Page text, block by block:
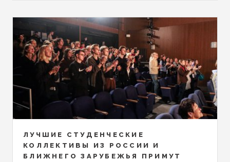
ЛУЧШИЕ СТУДЕНЧЕСКИЕ
КОЛЛЕКТИВЫ ИЗ РОССИИ И
БЛИЖНЕГО ЗАРУБЕЖЬЯ ПРИМУТ